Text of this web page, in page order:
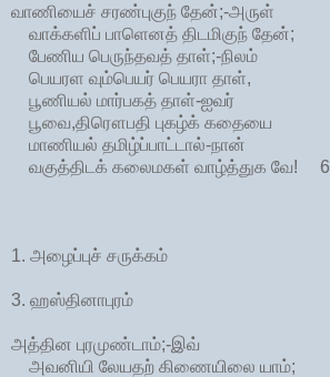
வாணியைச் சரண்புகுந் தேன்;-அருள்
வாக்களிப் பாளெனத் திடமிகுந் தேன்;
பேணிய பெருந்தவத் தாள்;-நிலம்
பெயரள வும்பெயர் பெயரா தாள்,
பூணியல் மார்பகத் தாள்-ஐவர்
பூவை,திரௌபதி புகழ்க் கதையை
மாணியல் தமிழ்ப்பாட்டால்-நான்
வகுத்திடக் கலைமகள் வாழ்த்துக வே! 6
1. அழைப்புச் சருக்கம்
3. ஹஸ்தினாபுரம்
அத்தின புரமுண்டாம்;-இவ்
அவனியி லேயதற் கிணையிலை யாம்;